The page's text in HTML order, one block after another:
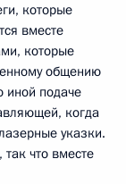
которые
вместе
которые
общению
иной подаче
когда
указки.
что вместе